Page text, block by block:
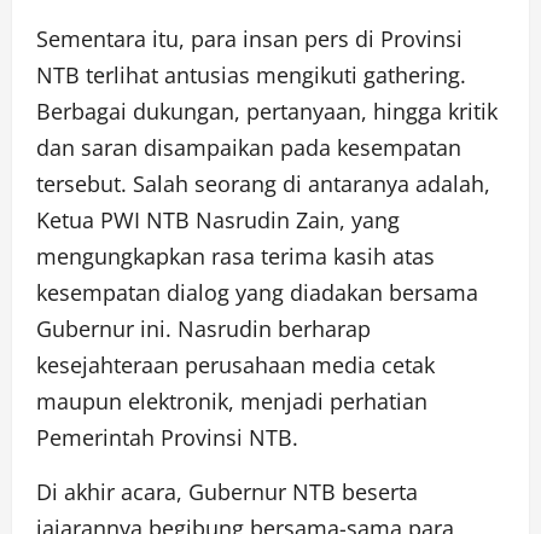
Sementara itu, para insan pers di Provinsi
NTB terlihat antusias mengikuti gathering.
Berbagai dukungan, pertanyaan, hingga kritik
dan saran disampaikan pada kesempatan
tersebut. Salah seorang di antaranya adalah,
Ketua PWI NTB Nasrudin Zain, yang
mengungkapkan rasa terima kasih atas
kesempatan dialog yang diadakan bersama
Gubernur ini. Nasrudin berharap
kesejahteraan perusahaan media cetak
maupun elektronik, menjadi perhatian
Pemerintah Provinsi NTB.
Di akhir acara, Gubernur NTB beserta
jajarannya begibung bersama-sama para